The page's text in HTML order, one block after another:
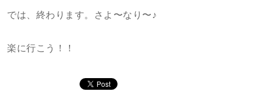
では、終わります。さよ〜なり〜♪
楽に行こう！！